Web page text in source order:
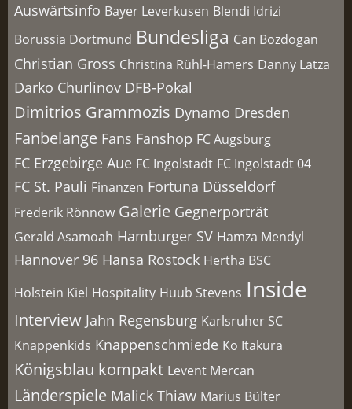
Auswärtsinfo Bayer Leverkusen Blendi Idrizi
Borussia Dortmund Bundesliga Can Bozdogan
Christian Gross Christina Rühl-Hamers Danny Latza
Darko Churlinov DFB-Pokal
Dimitrios Grammozis Dynamo Dresden
Fanbelange Fans Fanshop FC Augsburg
FC Erzgebirge Aue FC Ingolstadt FC Ingolstadt 04
FC St. Pauli Finanzen Fortuna Düsseldorf
Frederik Rönnow Galerie Gegnerporträt
Gerald Asamoah Hamburger SV Hamza Mendyl
Hannover 96 Hansa Rostock Hertha BSC
Holstein Kiel Hospitality Huub Stevens Inside
Interview Jahn Regensburg Karlsruher SC
Knappenkids Knappenschmiede Ko Itakura
Königsblau kompakt Levent Mercan
Länderspiele Malick Thiaw Marius Bülter